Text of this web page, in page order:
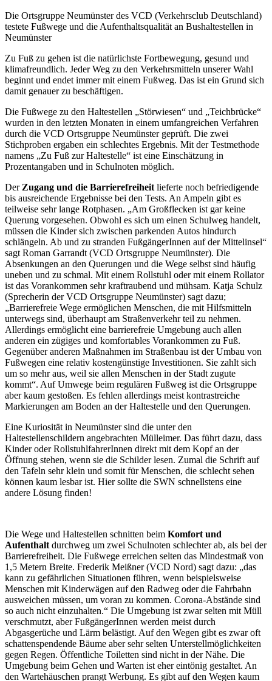
Die Ortsgruppe Neumünster des VCD (Verkehrsclub Deutschland)
testete Fußwege und die Aufenthaltsqualität an Bushaltestellen in
Neumünster
Zu Fuß zu gehen ist die natürlichste Fortbewegung, gesund und
klimafreundlich. Jeder Weg zu den Verkehrsmitteln unserer Wahl
beginnt und endet immer mit einem Fußweg. Das ist ein Grund sich
damit genauer zu beschäftigen.
Die Fußwege zu den Haltestellen „Störwiesen“ und „Teichbrücke“
wurden in den letzten Monaten in einem umfangreichen Verfahren
durch die VCD Ortsgruppe Neumünster geprüft. Die zwei
Stichproben ergaben ein schlechtes Ergebnis. Mit der Testmethode
namens „Zu Fuß zur Haltestelle“ ist eine Einschätzung in
Prozentangaben und in Schulnoten möglich.
Der Zugang und die Barrierefreiheit lieferte noch befriedigende
bis ausreichende Ergebnisse bei den Tests. An Ampeln gibt es
teilweise sehr lange Rotphasen. „Am Großflecken ist gar keine
Querung vorgesehen. Obwohl es sich um einen Schulweg handelt,
müssen die Kinder sich zwischen parkenden Autos hindurch
schlängeln. Ab und zu stranden FußgängerInnen auf der Mittelinsel“
sagt Roman Garrandt (VCD Ortsgruppe Neumünster). Die
Absenkungen an den Querungen und die Wege selbst sind häufig
uneben und zu schmal. Mit einem Rollstuhl oder mit einem Rollator
ist das Vorankommen sehr kraftraubend und mühsam. Katja Schulz
(Sprecherin der VCD Ortsgruppe Neumünster) sagt dazu;
„Barrierefreie Wege ermöglichen Menschen, die mit Hilfsmitteln
unterwegs sind, überhaupt am Straßenverkehr teil zu nehmen.
Allerdings ermöglicht eine barrierefreie Umgebung auch allen
anderen ein zügiges und komfortables Vorankommen zu Fuß.
Gegenüber anderen Maßnahmen im Straßenbau ist der Umbau von
Fußwegen eine relativ kostengünstige Investitionen. Sie zahlt sich
um so mehr aus, weil sie allen Menschen in der Stadt zugute
kommt“. Auf Umwege beim regulären Fußweg ist die Ortsgruppe
aber kaum gestoßen. Es fehlen allerdings meist kontrastreiche
Markierungen am Boden an der Haltestelle und den Querungen.
Eine Kuriosität in Neumünster sind die unter den
Haltestellenschildern angebrachten Mülleimer. Das führt dazu, dass
Kinder oder RollstuhlfahrerInnen direkt mit dem Kopf an der
Öffnung stehen, wenn sie die Schilder lesen. Zumal die Schrift auf
den Tafeln sehr klein und somit für Menschen, die schlecht sehen
können kaum lesbar ist. Hier sollte die SWN schnellstens eine
andere Lösung finden!
Die Wege und Haltestellen schnitten beim Komfort und
Aufenthalt durchweg um zwei Schulnoten schlechter ab, als bei der
Barrierefreiheit. Die Fußwege erreichen selten das Mindestmaß von
1,5 Metern Breite. Frederik Meißner (VCD Nord) sagt dazu: „das
kann zu gefährlichen Situationen führen, wenn beispielsweise
Menschen mit Kinderwägen auf den Radweg oder die Fahrbahn
ausweichen müssen, um voran zu kommen. Corona-Abstände sind
so auch nicht einzuhalten.“ Die Umgebung ist zwar selten mit Müll
verschmutzt, aber FußgängerInnen werden meist durch
Abgasgerüche und Lärm belästigt. Auf den Wegen gibt es zwar oft
schattenspendende Bäume aber sehr selten Unterstellmöglichkeiten
gegen Regen. Öffentliche Toiletten sind nicht in der Nähe. Die
Umgebung beim Gehen und Warten ist eher eintönig gestaltet. An
den Wartehäuschen prangt Werbung. Es gibt auf den Wegen kaum